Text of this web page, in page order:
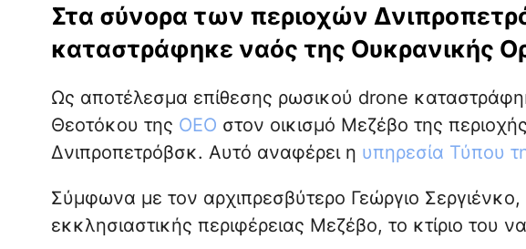
Στα σύνορα των περιοχών
καταστράφηκε ναός της Ουκρανικής
Ως αποτέλεσμα επίθεσης ρωσικού drone
Θεοτόκου της ΟΕΟ στον οικισμό Μεζέβο της
Δνιπροπετρόβσκ. Αυτό αναφέρει η υπηρεσία Τύπου
Σύμφωνα με τον αρχιπρεσβύτερο Γεώργιο Σεργιένκο,
εκκλησιαστικής περιφέρειας Μεζέβο, το κτίριο του